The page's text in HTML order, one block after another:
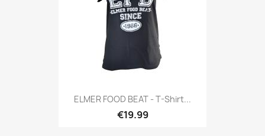
ELMER FOOD BEAT - T-Shirt...
€19.99